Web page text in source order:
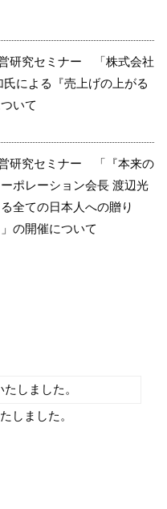
研究セミナー 「株式会社
による『売上げの上がる
いて
研究セミナー 「『本来の
ポレーション会長 渡辺光
全ての日本人への贈り
の開催について
しました。